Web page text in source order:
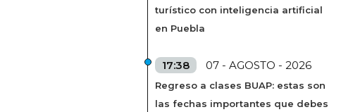
turístico con inteligencia artificial
en Puebla
17:38 07 - AGOSTO - 2026
Regreso a clases BUAP: estas son
las fechas importantes que debes